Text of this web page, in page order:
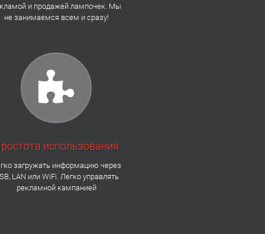
и продажей лампочек. Мы
не занимаемся всем и сразу!
использования
загружать информацию через
LAN или WiFi. Легко управлять
рекламной кампанией